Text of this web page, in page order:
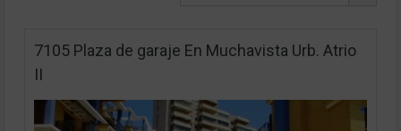
7105 Plaza de garaje En Muchavista Urb. Atrio
II